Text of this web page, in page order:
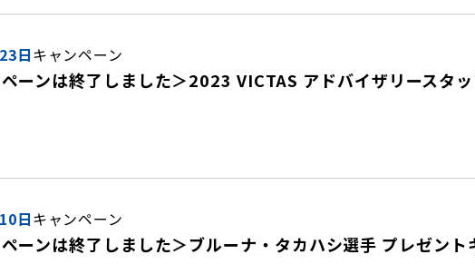
日キャンペーン
ーンは終了しました＞2023 VICTAS アドバイザリースタ
日キャンペーン
ーンは終了しました＞ブルーナ・タカハシ選手 プレゼント